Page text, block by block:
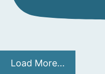
Load More...